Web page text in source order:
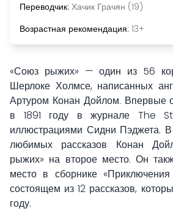
Переводчик: Хачик Грачян (19)
Возрастная рекомендация: 13+
«Союз рыжих» — один из 56
Шерлоке Холмсе, написанных
Артуром Конан Дойлом. Впервые
в 1891 году в журнале The
иллюстрациями Сидни Пэджета. В
любимых рассказов Конан
рыжих» на второе место. Он
место в сборнике
состоящем из 12 рассказов,
году.